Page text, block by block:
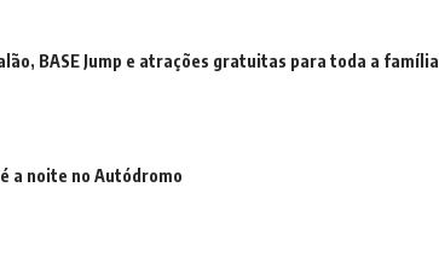
BASE Jump e atrações gratuitas para toda a família
a noite no Autódromo